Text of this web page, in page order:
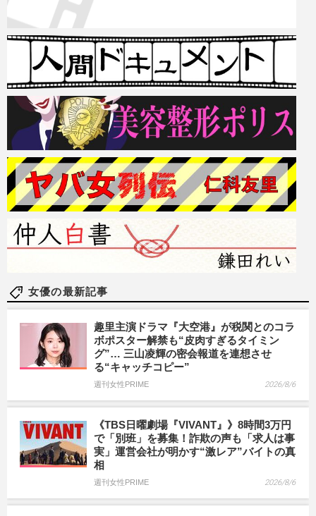
女優の最新記事
趣里主演ドラマ『大空港』が税関とのコラ
ボポスター解禁も“皮肉すぎるタイミン
グ”… 三山凌輝の密会報道を連想させ
る“キャッチコピー”
週刊女性PRIME 2026/8/6
《TBS日曜劇場『VIVANT』》8時間3万円
で「別班」を募集！詐欺の声も「求人は事
実」運営会社が明かす“激レア”バイトの真
相
週刊女性PRIME 2026/8/6